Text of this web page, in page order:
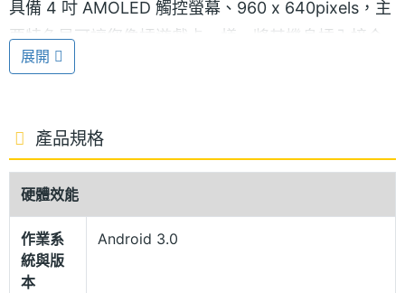
具備 4 吋 AMOLED 觸控螢幕、960 x 640pixels，主
要特色是可讓您像插遊戲卡一樣，將其機身插入接合
到 10.1 吋的平板底座上，還能讓它變成一台 Net
強大的支援能力
Compufon Table Phonetbook 採用 Android 3.0 作
業系統，內建 NVIDIA Tegra 2, 1GHz 雙核心處理
器、16GB 內建儲存容量，並在機身前面裝載 VGA 視
展開
產品規格
硬體效能
作業系
統與版
本
Android 3.0